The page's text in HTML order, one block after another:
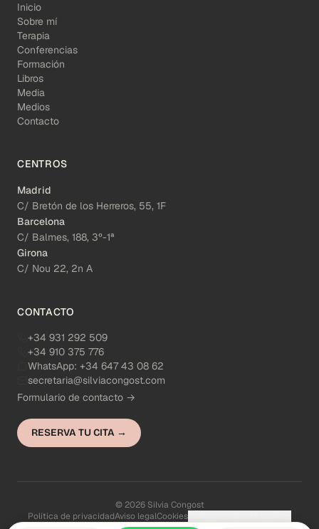
Inicio
Sobre mí
Terapia
Conferencias
Formación
Libros
Media
Medios
Contacto
CENTROS
Madrid
C/ Bretón de los Herreros, 55, 1F
Barcelona
C/ Balmes, 188, 3º-1ª
Girona
C/ Nou 22, 2n A
CONTACTO
+34 931 292 509
+34 910 375 776
WhatsApp: +34 647 43 08 62
secretaria@silviacongost.com
Formulario de contacto →
RESERVA TU CITA →
© 2026 Silvia Congost
Política de privacidadAviso legalCookies